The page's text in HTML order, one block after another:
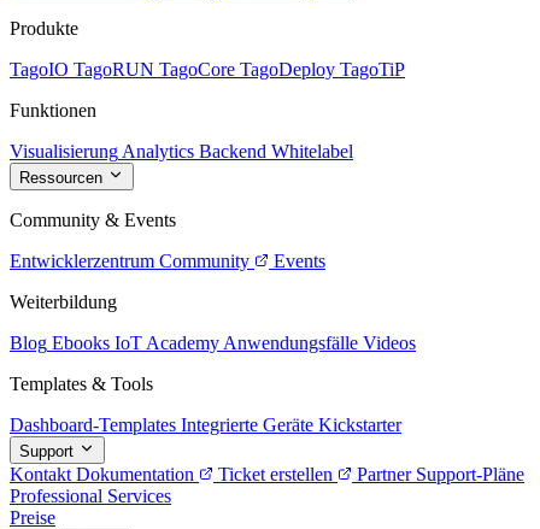
Produkte
TagoIO TagoRUN TagoCore TagoDeploy TagoTiP
Funktionen
Visualisierung Analytics Backend Whitelabel
Ressourcen
Community & Events
Entwicklerzentrum Community
Events
Weiterbildung
Blog Ebooks IoT Academy Anwendungsfälle Videos
Templates & Tools
Dashboard-Templates Integrierte Geräte Kickstarter
Support
Kontakt Dokumentation Ticket erstellen Partner Support-Pläne
Professional Services
Preise